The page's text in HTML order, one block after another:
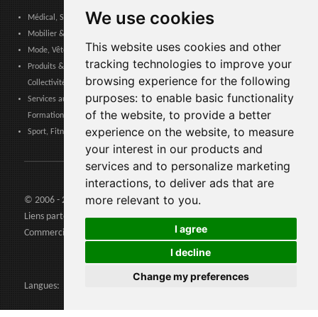
We use cookies
This website uses cookies and other
tracking technologies to improve your
browsing experience for the following
purposes: to enable basic functionality
of the website, to provide a better
experience on the website, to measure
your interest in our products and
services and to personalize marketing
interactions, to deliver ads that are
more relevant to you.
I agree
I decline
Change my preferences
Médical, Sanitaire, Dentaire & Pharmaceutique
Mobilier & Décoration, Art & Artisanat, Textile, Éclairage
Mode, Vêtements, Accessoires de Mode, Chaussures & Maroquinerie
Produits & Services pour les Communautés, Administrations Publiques &
Collectivités Locales
Services aux entreprises, Logistique, Sécurité au travail, Certifications,
Formation
Sport, Fitness, Loisir – Produits, Matériaux & Équipements
© 2006 - 2026 Agents24 - N. TVA: IT03479460739
Liens partenaires:Agents24.com| QuiVenditori.com -Agenti di
Commercio
Langues: